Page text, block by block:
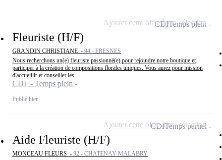
Fleuriste (H/F)
GRANDIN CHRISTIANE - 94 - FRESNES
Nous recherchons un(e) fleuriste passionné(e) pour rejoindre notre boutique et
participer à la création de compositions florales uniques. Vous aurez pour mission
d'accueillir et conseiller les...
CDI - Temps plein
Publié hier
CDITemps plein
Ajouter cette offre à ma sélection
Aide Fleuriste (H/F)
MONCEAU FLEURS - 92 - CHATENAY MALABRY
CDITemps partiel
Ajouter cette offre à ma sélection